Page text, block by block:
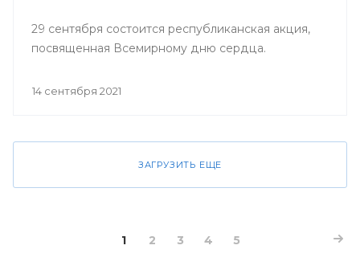
29 сентября состоится республиканская акция,
посвященная Всемирному дню сердца.
14 сентября 2021
ЗАГРУЗИТЬ ЕЩЕ
1 2 3 4 5